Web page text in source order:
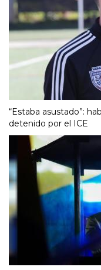
“Estaba asustado”:
detenido por el ICE